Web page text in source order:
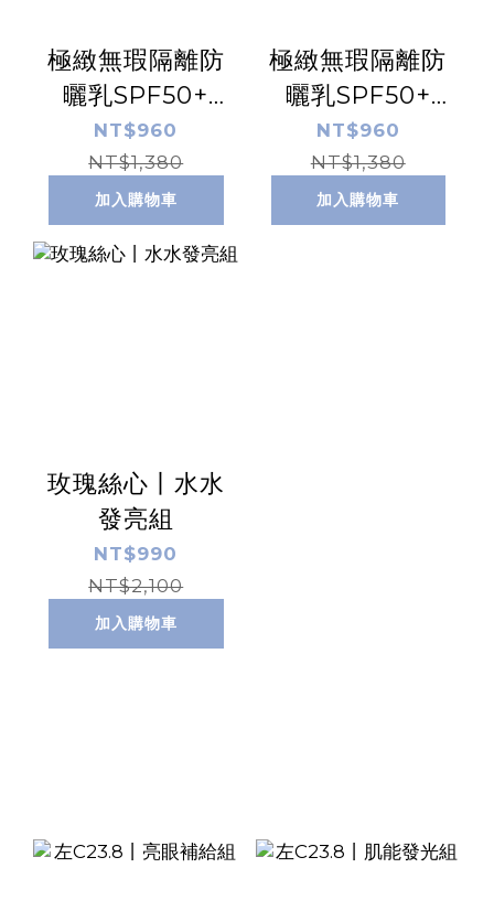
極緻無瑕隔離防
曬乳SPF50+
☆☆☆ 【清透
版】 50ml
NT$960
NT$1,380
加入購物車
極緻無瑕隔離防
曬乳SPF50+
☆☆☆☆
【膚】50ml
NT$960
NT$1,380
加入購物車
玫瑰絲心丨水水
發亮組
NT$990
NT$2,100
加入購物車